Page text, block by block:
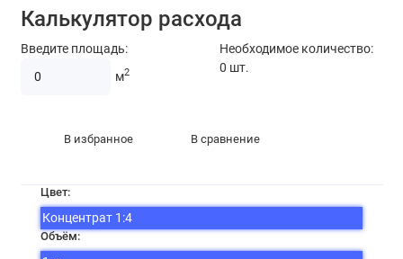
Калькулятор расхода
Введите площадь:
м2
Необходимое количество:
0 шт.
В избранное В сравнение
Цвет:
Концентрат 1:4
Объём: